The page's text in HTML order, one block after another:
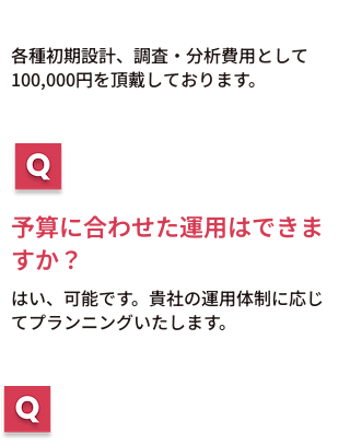
各種初期設計、調査・分析費用として
100,000円を頂戴しております。
予算に合わせた運用はできま
すか？
はい、可能です。貴社の運用体制に応じ
てプランニングいたします。